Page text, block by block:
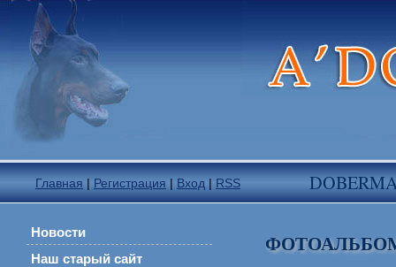
Главная | Регистрация | Вход | RSS
Новости
Наш старый сайт